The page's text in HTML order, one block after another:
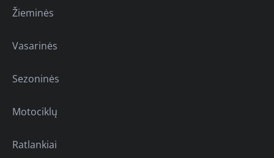
Žieminės
Vasarinės
Sezoninės
Motociklų
Ratlankiai